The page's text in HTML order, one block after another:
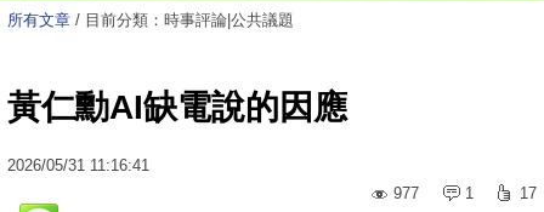
所有文章 / 目前分類：時事評論|公共議題
黃仁勳AI缺電說的因應
2026/05/31 11:16:41
977
1 17